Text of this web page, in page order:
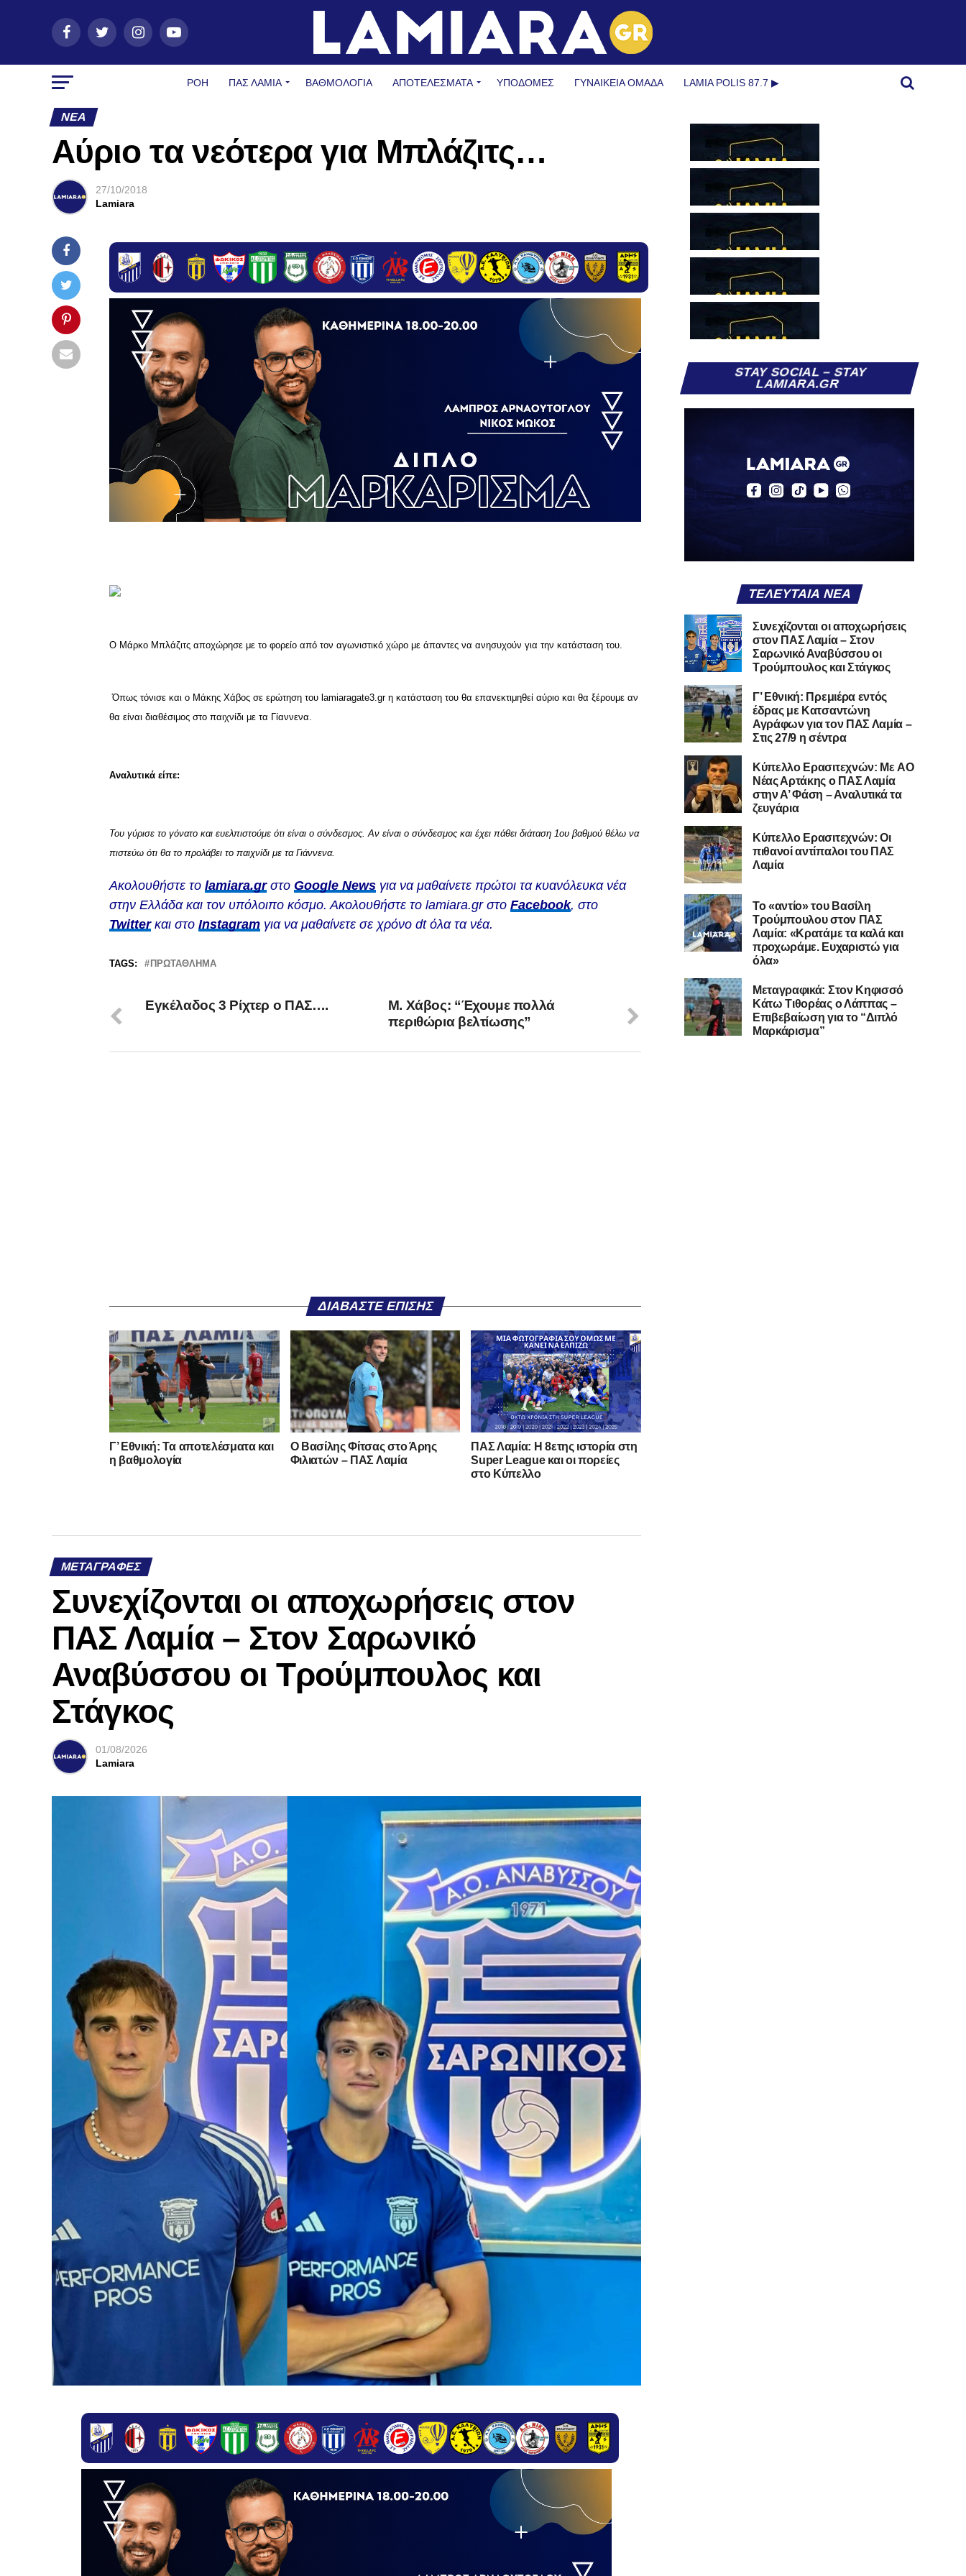
ΡΟΗ ΠΑΣ ΛΑΜΊΑ ΒΑΘΜΟΛΟΓΙΑ ΑΠΟΤΕΛΕΣΜΑΤΑ ΥΠΟΔΟΜΈΣ ΓΥΝΑΙΚΕΊΑ ΟΜΆΔΑ LAMIA POLIS 87.7 ▶︎
ΝΈΑ
Aύριο τα νεότερα για Μπλάζιτς…
27/10/2018
Lamiara
Ο Μάρκο Μπλάζιτς αποχώρησε με το φορείο από τον αγωνιστικό χώρο με άπαντες να ανησυχούν για την κατάσταση του.
Όπως τόνισε και ο Μάκης Χάβος σε ερώτηση του lamiaragate3.gr η κατάσταση του θα επανεκτιμηθεί αύριο και θα ξέρουμε αν
θα είναι διαθέσιμος στο παιχνίδι με τα Γίαννενα.
Αναλυτικά είπε:
Του γύρισε το γόνατο και ευελπιστούμε ότι είναι ο σύνδεσμος. Αν είναι ο σύνδεσμος και έχει πάθει διάταση 1ου βαθμού θέλω να
πιστεύω ότι θα το προλάβει το παιχνίδι με τα Γιάννενα.
Ακολουθήστε το lamiara.grστο Google News για να μαθαίνετε πρώτοι τα κυανόλευκα νέα
στην Ελλάδα και τον υπόλοιπο κόσμο. Ακολουθήστε το lamiara.gr στο Facebook, στο
Twitterκαι στο Instagram για να μαθαίνετε σε χρόνο dt όλα τα νέα.
TAGS: ΠΡΩΤΆΘΛΗΜΑ
Μ. Χάβος: “Έχουμε πολλά
περιθώρια βελτίωσης”
Εγκέλαδος 3 Ρίχτερ ο ΠΑΣ….
ΔΙΑΒΆΣΤΕ ΕΠΊΣΗΣ
Γ’ Εθνική: Τα αποτελέσματα και
η βαθμολογία
Ο Βασίλης Φίτσας στο Άρης
Φιλιατών – ΠΑΣ Λαμία
ΠΑΣ Λαμία: Η 8ετης ιστορία στη
Super League και οι πορείες
στο Κύπελλο
ΜΕΤΑΓΡΑΦΈΣ
Συνεχίζονται οι αποχωρήσεις στον
ΠΑΣ Λαμία – Στον Σαρωνικό
Αναβύσσου οι Τρούμπουλος και
Στάγκος
01/08/2026
Lamiara
STAY SOCIAL – STAY
LAMIARA.GR
ΤΕΛΕΥΤΑΊΑ ΝΈΑ
Συνεχίζονται οι αποχωρήσεις
στον ΠΑΣ Λαμία – Στον
Σαρωνικό Αναβύσσου οι
Τρούμπουλος και Στάγκος
Γ’ Εθνική: Πρεμιέρα εντός
έδρας με Κατσαντώνη
Αγράφων για τον ΠΑΣ Λαμία –
Στις 27/9 η σέντρα
Kύπελλο Ερασιτεχνών: Με AO
Nέας Αρτάκης ο ΠΑΣ Λαμία
στην Α’ Φάση – Αναλυτικά τα
ζευγάρια
Κύπελλο Ερασιτεχνών: Οι
πιθανοί αντίπαλοι του ΠΑΣ
Λαμία
Το «αντίο» του Βασίλη
Τρούμπουλου στον ΠΑΣ
Λαμία: «Κρατάμε τα καλά και
προχωράμε. Ευχαριστώ για
όλα»
Μεταγραφικά: Στον Κηφισσό
Κάτω Τιθορέας ο Λάππας –
Επιβεβαίωση για το “Διπλό
Μαρκάρισμα”